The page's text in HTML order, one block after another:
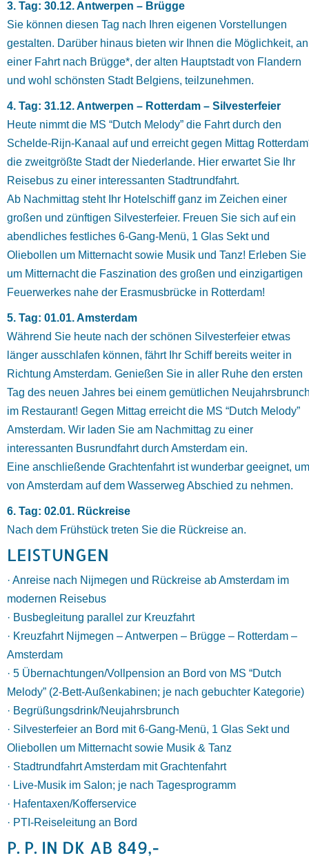
3. Tag: 30.12. Antwerpen – Brügge
Sie können diesen Tag nach Ihren eigenen Vorstellungen
gestalten. Darüber hinaus bieten wir Ihnen die Möglichkeit, an
einer Fahrt nach Brügge*, der alten Hauptstadt von Flandern
und wohl schönsten Stadt Belgiens, teilzunehmen.
4. Tag: 31.12. Antwerpen – Rotterdam – Silvesterfeier
Heute nimmt die MS “Dutch Melody” die Fahrt durch den
Schelde-Rijn-Kanaal auf und erreicht gegen Mittag
die zweitgrößte Stadt der Niederlande. Hier erwartet Sie Ihr
Reisebus zu einer interessanten Stadtrundfahrt.
Ab Nachmittag steht Ihr Hotelschiff ganz im Zeichen einer
großen und zünftigen Silvesterfeier. Freuen Sie sich auf ein
abendliches festliches 6-Gang-Menü, 1 Glas Sekt und
Oliebollen um Mitternacht sowie Musik und Tanz! Erleben Sie
um Mitternacht die Faszination des großen und einzigartigen
Feuerwerkes nahe der Erasmusbrücke in Rotterdam!
5. Tag: 01.01. Amsterdam
Während Sie heute nach der schönen Silvesterfeier etwas
länger ausschlafen können, fährt Ihr Schiff bereits weiter in
Richtung Amsterdam. Genießen Sie in aller Ruhe den ersten
Tag des neuen Jahres bei einem gemütlichen
im Restaurant! Gegen Mittag erreicht die MS “Dutch Melody”
Amsterdam. Wir laden Sie am Nachmittag zu einer
interessanten Busrundfahrt durch Amsterdam ein.
Eine anschließende Grachtenfahrt ist wunderbar geeignet, um
von Amsterdam auf dem Wasserweg Abschied zu nehmen.
6. Tag: 02.01. Rückreise
Nach dem Frühstück treten Sie die Rückreise an.
LEISTUNGEN
· Anreise nach Nijmegen und Rückreise ab Amsterdam im
modernen Reisebus
· Busbegleitung parallel zur Kreuzfahrt
· Kreuzfahrt Nijmegen – Antwerpen – Brügge – Rotterdam –
Amsterdam
· 5 Übernachtungen/Vollpension an Bord von MS “Dutch
Melody” (2-Bett-Außenkabinen; je nach gebuchter Kategorie)
· Begrüßungsdrink/Neujahrsbrunch
· Silvesterfeier an Bord mit 6-Gang-Menü, 1 Glas Sekt und
Oliebollen um Mitternacht sowie Musik & Tanz
· Stadtrundfahrt Amsterdam mit Grachtenfahrt
· Live-Musik im Salon; je nach Tagesprogramm
· Hafentaxen/Kofferservice
· PTI-Reiseleitung an Bord
P. P. IN DK AB 849,-